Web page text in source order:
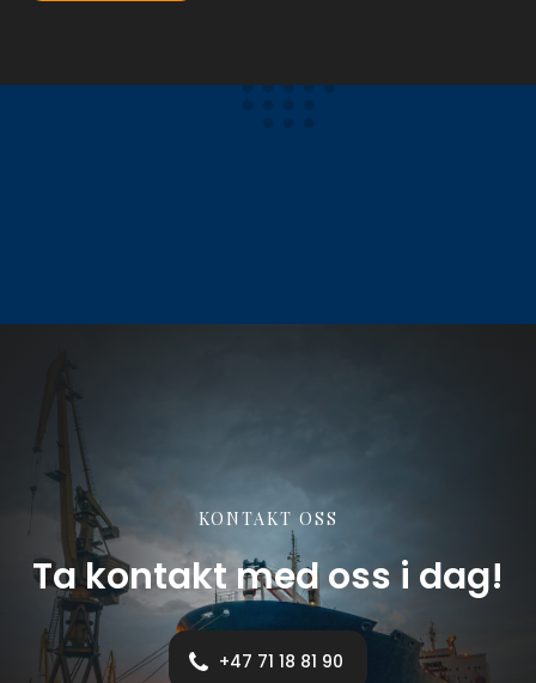
KONTAKT OSS
Ta kontakt med oss i dag!
+47 71 18 81 90